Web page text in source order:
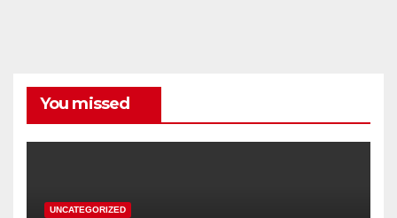
You missed
UNCATEGORIZED